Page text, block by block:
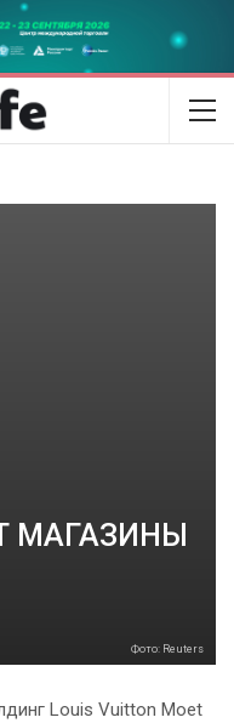
МАГАЗИНЫ
Фото: Reuters
Louis Vuitton Moet